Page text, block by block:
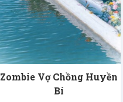
Zombie Vợ Chồng Huyền
Bí